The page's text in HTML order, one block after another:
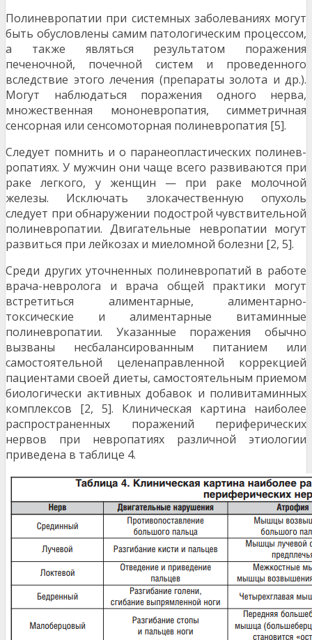
Полиневропатии при системных заболеваниях могут
быть обусловлены самим патологическим процессом,
а также являться результатом поражения
печеночной, по­чечной систем и проведенного
вследствие этого лечения (препараты золота и др.).
Могут наблюдаться поражения одного нерва,
множественная мононевропатия, симмет­ричная
сенсорная или сенсомоторная полиневропатия [5].
Следует помнить и о паранеопластических полинев­
ропатиях. У мужчин они чаще всего развиваются при
ра­ке легкого, у женщин — при раке молочной
железы. Ис­ключать злокачественную опухоль
следует при обнару­жении подострой чувствительной
полиневропатии. Дви­гательные невропатии могут
развиться при лейкозах и миеломной болезни [2, 5].
Среди других уточненных полиневропатий в работе
врача-невролога и врача общей практики могут
встре­титься алиментарные, алиментарно-
токсические и али­ментарные витаминные
полиневропатии. Указанные по­ражения обычно
вызваны несбалансированным питани­ем или
самостоятельной целенаправленной коррекцией
пациентами своей диеты, самостоятельным приемом
биологически активных добавок и поливитаминных
комплексов [2, 5]. Клиническая картина наиболее
распро­страненных поражений периферических
нервов при нев­ропатиях различной этиологии
приведена в таблице 4.